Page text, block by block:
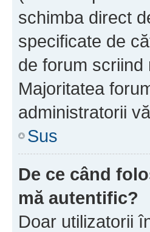
schimba direct
specificate de
de forum
Majoritatea
administratorii
Sus
De ce când
mă autentific?
Doar utilizatorii